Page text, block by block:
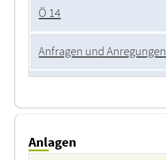
Ö 14
Anfragen und Anregungen
Anlagen